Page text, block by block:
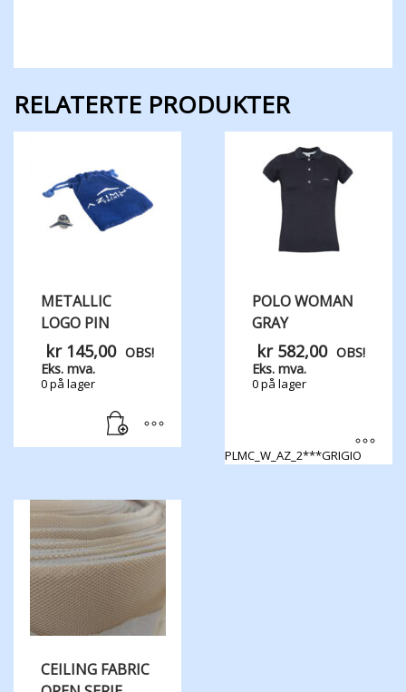
RELATERTE PRODUKTER
METALLIC
LOGO PIN
kr145,00 OBS!
Eks. mva.
0 på lager
POLO WOMAN
GRAY
kr582,00 OBS!
Eks. mva.
0 på lager
PLMC_W_AZ_2***GRIGIO
CEILING FABRIC